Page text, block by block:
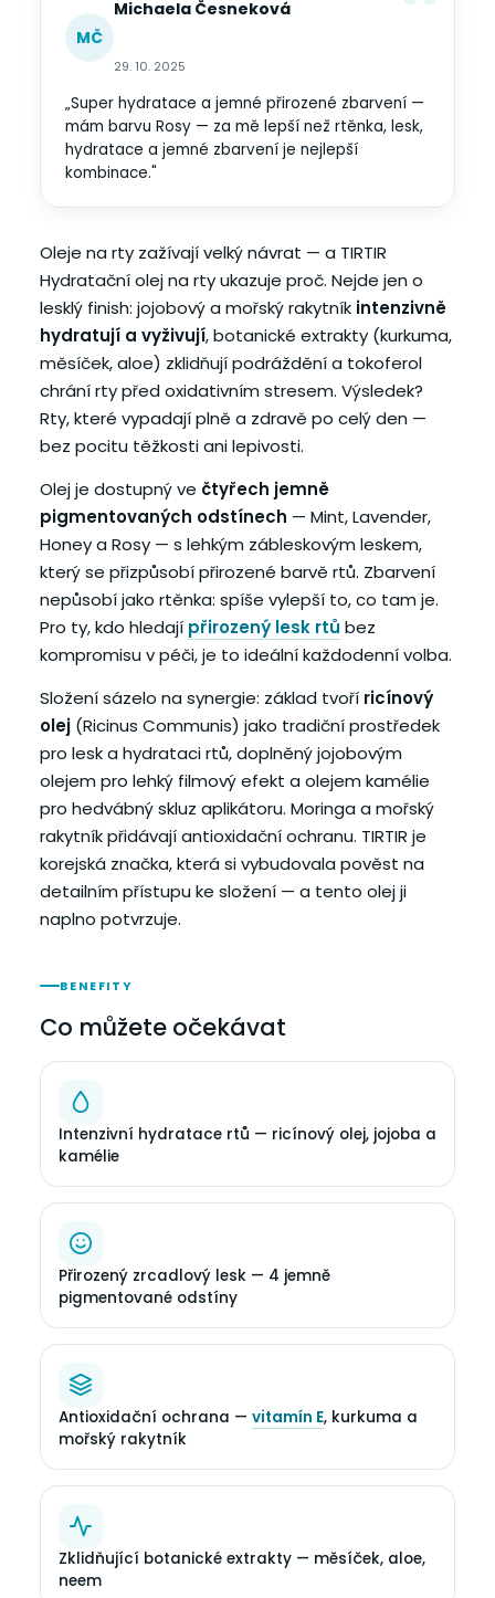
Oleje na rty zažívají velký návrat — a TIRTIR
Hydratační olej na rty ukazuje proč. Nejde jen o
lesklý finish: jojobový a mořský rakytník intenzivně
hydratují a vyživují, botanické extrakty (kurkuma,
měsíček, aloe) zklidňují podráždění a tokoferol
chrání rty před oxidativním stresem. Výsledek?
Rty, které vypadají plně a zdravě po celý den —
bez pocitu těžkosti ani lepivosti.
Olej je dostupný ve čtyřech jemně
pigmentovaných odstínech — Mint, Lavender,
Honey a Rosy — s lehkým zábleskovým leskem,
který se přizpůsobí přirozené barvě rtů. Zbarvení
nepůsobí jako rtěnka: spíše vylepší to, co tam je.
Pro ty, kdo hledají přirozený lesk rtů bez
kompromisu v péči, je to ideální každodenní volba.
Složení sázelo na synergie: základ tvoří ricínový
olej (Ricinus Communis) jako tradiční prostředek
pro lesk a hydrataci rtů, doplněný jojobovým
olejem pro lehký filmový efekt a olejem kamélie
pro hedvábný skluz aplikátoru. Moringa a mořský
rakytník přidávají antioxidační ochranu. TIRTIR je
korejská značka, která si vybudovala pověst na
detailním přístupu ke složení — a tento olej ji
naplno potvrzuje.
BENEFITY
Co můžete očekávat
Intenzivní hydratace rtů — ricínový olej, jojoba a
kamélie
Přirozený zrcadlový lesk — 4 jemně
pigmentované odstíny
Antioxidační ochrana — vitamín E, kurkuma a
mořský rakytník
Zklidňující botanické extrakty — měsíček, aloe,
neem
MČ
Michaela Česneková
29. 10. 2025
„Super hydratace a jemné přirozené zbarvení —
mám barvu Rosy — za mě lepší než rtěnka, lesk,
hydratace a jemné zbarvení je nejlepší
kombinace."